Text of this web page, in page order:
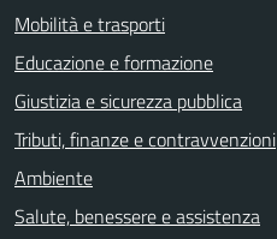
Mobilità e trasporti
Educazione e formazione
Giustizia e sicurezza pubblica
Tributi, finanze e contravvenzioni
Ambiente
Salute, benessere e assistenza